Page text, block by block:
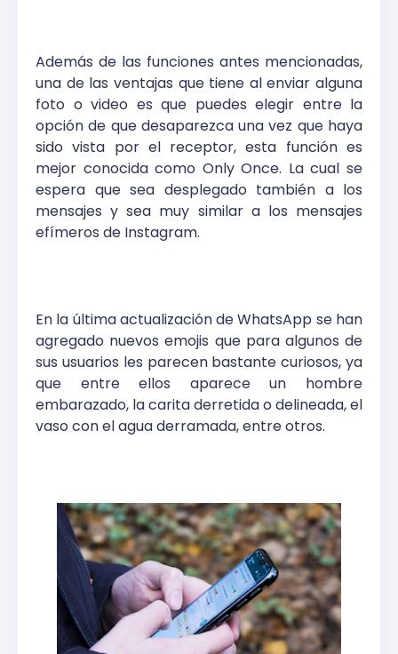
Además de las funciones antes mencionadas,
una de las ventajas que tiene al enviar alguna
foto o video es que puedes elegir entre la
opción de que desaparezca una vez que haya
sido vista por el receptor, esta función es
mejor conocida como Only Once. La cual se
espera que sea desplegado también a los
mensajes y sea muy similar a los mensajes
efímeros de Instagram.
En la última actualización de WhatsApp se han
agregado nuevos emojis que para algunos de
sus usuarios les parecen bastante curiosos, ya
que entre ellos aparece un hombre
embarazado, la carita derretida o delineada, el
vaso con el agua derramada, entre otros.